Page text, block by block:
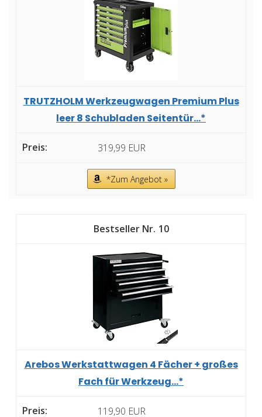
TRUTZHOLM Werkzeugwagen Premium Plus
leer 8 Schubladen Seitentür...*
319,99 EUR
*Zum Angebot »
10
Arebos Werkstattwagen 4 Fächer + großes
Fach für Werkzeug...*
119,90 EUR